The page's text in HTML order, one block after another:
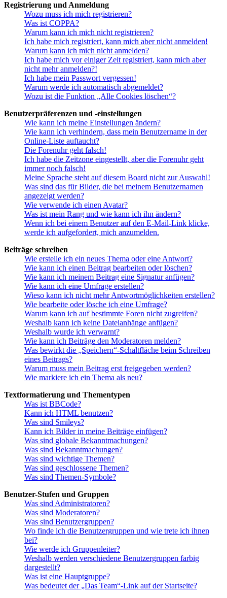
Registrierung und Anmeldung
Wozu muss ich mich registrieren?
Was ist COPPA?
Warum kann ich mich nicht registrieren?
Ich habe mich registriert, kann mich aber nicht anmelden!
Warum kann ich mich nicht anmelden?
Ich habe mich vor einiger Zeit registriert, kann mich aber
nicht mehr anmelden?!
Ich habe mein Passwort vergessen!
Warum werde ich automatisch abgemeldet?
Wozu ist die Funktion „Alle Cookies löschen“?
Benutzerpräferenzen und -einstellungen
Wie kann ich meine Einstellungen ändern?
Wie kann ich verhindern, dass mein Benutzername in der
Online-Liste auftaucht?
Die Forenuhr geht falsch!
Ich habe die Zeitzone eingestellt, aber die Forenuhr geht
immer noch falsch!
Meine Sprache steht auf diesem Board nicht zur Auswahl!
Was sind das für Bilder, die bei meinem Benutzernamen
angezeigt werden?
Wie verwende ich einen Avatar?
Was ist mein Rang und wie kann ich ihn ändern?
Wenn ich bei einem Benutzer auf den E-Mail-Link klicke,
werde ich aufgefordert, mich anzumelden.
Beiträge schreiben
Wie erstelle ich ein neues Thema oder eine Antwort?
Wie kann ich einen Beitrag bearbeiten oder löschen?
Wie kann ich meinem Beitrag eine Signatur anfügen?
Wie kann ich eine Umfrage erstellen?
Wieso kann ich nicht mehr Antwortmöglichkeiten erstellen?
Wie bearbeite oder lösche ich eine Umfrage?
Warum kann ich auf bestimmte Foren nicht zugreifen?
Weshalb kann ich keine Dateianhänge anfügen?
Weshalb wurde ich verwarnt?
Wie kann ich Beiträge den Moderatoren melden?
Was bewirkt die „Speichern“-Schaltfläche beim Schreiben
eines Beitrags?
Warum muss mein Beitrag erst freigegeben werden?
Wie markiere ich ein Thema als neu?
Textformatierung und Thementypen
Was ist BBCode?
Kann ich HTML benutzen?
Was sind Smileys?
Kann ich Bilder in meine Beiträge einfügen?
Was sind globale Bekanntmachungen?
Was sind Bekanntmachungen?
Was sind wichtige Themen?
Was sind geschlossene Themen?
Was sind Themen-Symbole?
Benutzer-Stufen und Gruppen
Was sind Administratoren?
Was sind Moderatoren?
Was sind Benutzergruppen?
Wo finde ich die Benutzergruppen und wie trete ich ihnen
bei?
Wie werde ich Gruppenleiter?
Weshalb werden verschiedene Benutzergruppen farbig
dargestellt?
Was ist eine Hauptgruppe?
Was bedeutet der „Das Team“-Link auf der Startseite?